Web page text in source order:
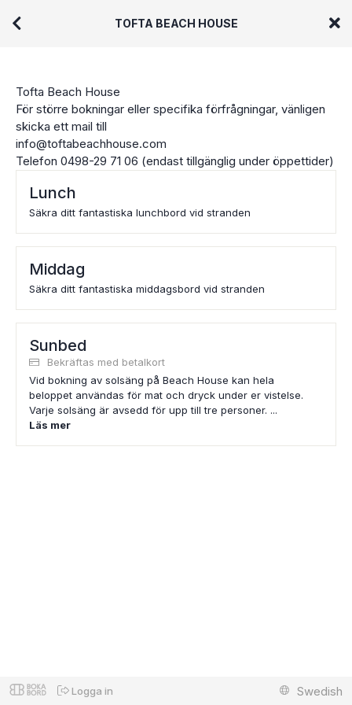
TOFTA BEACH HOUSE
Tofta Beach House
För större bokningar eller specifika förfrågningar, vänligen
skicka ett mail till
info@toftabeachhouse.com
Telefon 0498-29 71 06 (endast tillgänglig under öppettider)
Lunch
Säkra ditt fantastiska lunchbord vid stranden
Middag
Säkra ditt fantastiska middagsbord vid stranden
Sunbed
Bekräftas med betalkort
Vid bokning av solsäng på Beach House kan hela
beloppet användas för mat och dryck under er vistelse.
Varje solsäng är avsedd för upp till tre personer. ...
Läs mer
Logga in Swedish